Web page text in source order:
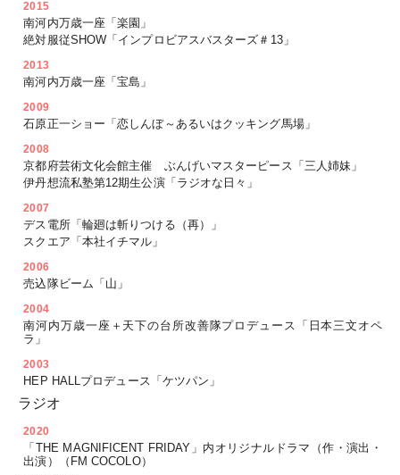
2015
南河内万歳一座「楽園」
絶対服従SHOW「インプロビアスバスターズ＃13」
2013
南河内万歳一座「宝島」
2009
石原正一ショー「恋しんぼ～あるいはクッキング馬場」
2008
京都府芸術文化会館主催 ぶんげいマスターピース「三人姉妹」
伊丹想流私塾第12期生公演「ラジオな日々」
2007
デス電所「輪廻は斬りつける（再）」
スクエア「本社イチマル」
2006
売込隊ビーム「山」
2004
南河内万歳一座＋天下の台所改善隊プロデュース「日本三文オペ
ラ」
2003
HEP HALLプロデュース「ケツパン」
ラジオ
2020
「THE MAGNIFICENT FRIDAY」内オリジナルドラマ（作・演出・
出演）（FM COCOLO）